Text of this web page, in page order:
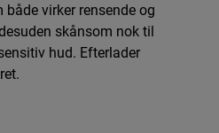
virker rensende og
skånsom nok til
hud. Efterlader